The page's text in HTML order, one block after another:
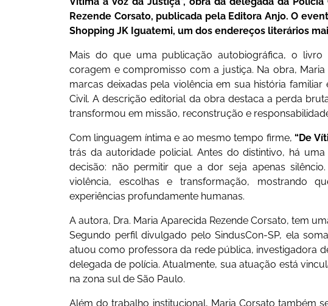
Rezende Corsato, publicada pela Editora Anjo. O
Shopping JK Iguatemi, um dos endereços literários
Mais do que uma publicação autobiográfica, o livro
coragem e compromisso com a justiça. Na obra,
marcas deixadas pela violência em sua história
Civil. A descrição editorial da obra destaca a perda
transformou em missão, reconstrução e
Com linguagem íntima e ao mesmo tempo firme,“De
trás da autoridade policial. Antes do distintivo, há
decisão: não permitir que a dor seja apenas
violência, escolhas e transformação, mostrando
experiências profundamente humanas.
A autora, Dra. Maria Aparecida Rezende Corsato, tem
Segundo perfil divulgado pelo SindusCon-SP, ela
atuou como professora da rede pública, investigadora
delegada de polícia. Atualmente, sua atuação está
na zona sul de São Paulo.
Além do trabalho institucional, Maria Corsato também